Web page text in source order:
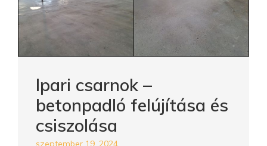
Ipari csarnok –
betonpadló felújítása és
csiszolása
szeptember 19, 2024